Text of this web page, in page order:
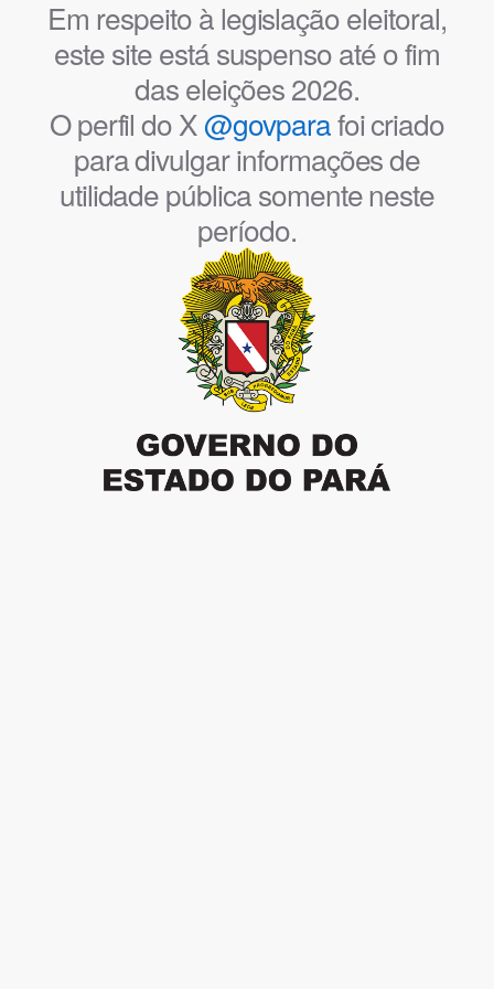
Em respeito à legislação eleitoral,
este site está suspenso até o fim
das eleições 2026.
O perfil do X@govparafoi criado
para divulgar informações de
utilidade pública somente neste
período.